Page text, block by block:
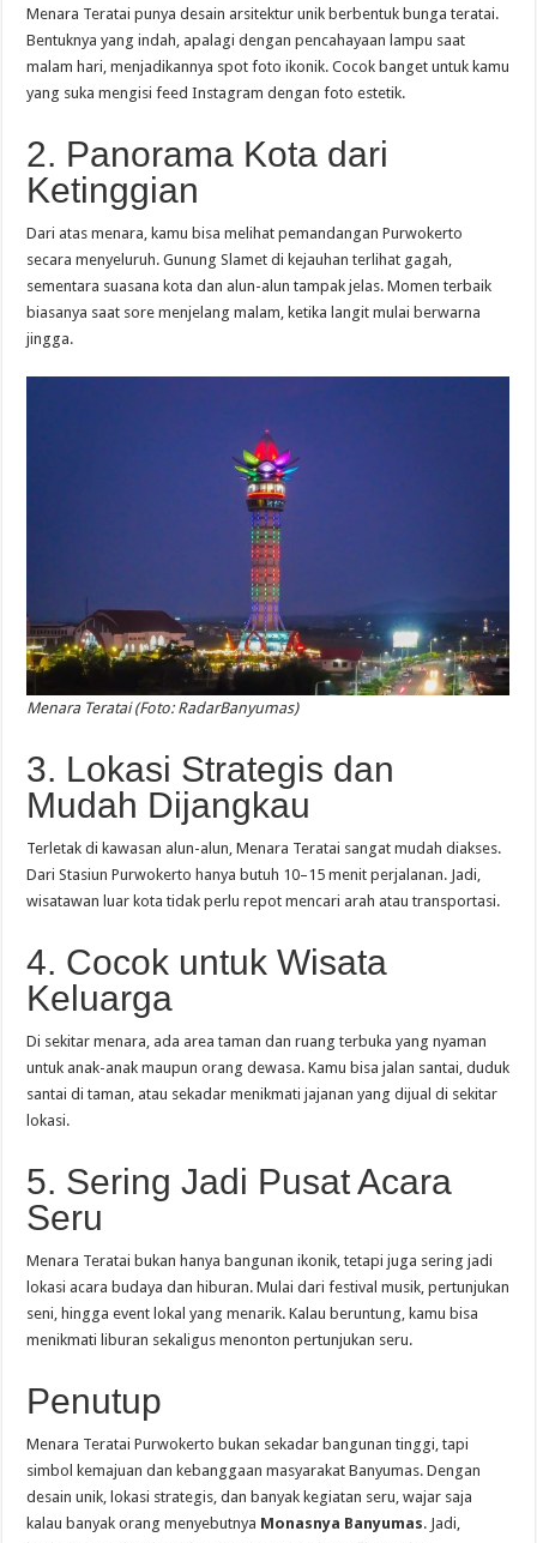
Menara Teratai punya desain arsitektur unik berbentuk bunga teratai.
Bentuknya yang indah, apalagi dengan pencahayaan lampu saat
malam hari, menjadikannya spot foto ikonik. Cocok banget untuk kamu
yang suka mengisi feed Instagram dengan foto estetik.
2. Panorama Kota dari
Ketinggian
Dari atas menara, kamu bisa melihat pemandangan Purwokerto
secara menyeluruh. Gunung Slamet di kejauhan terlihat gagah,
sementara suasana kota dan alun-alun tampak jelas. Momen terbaik
biasanya saat sore menjelang malam, ketika langit mulai berwarna
jingga.
Menara Teratai (Foto: RadarBanyumas)
3. Lokasi Strategis dan
Mudah Dijangkau
Terletak di kawasan alun-alun, Menara Teratai sangat mudah diakses.
Dari Stasiun Purwokerto hanya butuh 10–15 menit perjalanan. Jadi,
wisatawan luar kota tidak perlu repot mencari arah atau transportasi.
4. Cocok untuk Wisata
Keluarga
Di sekitar menara, ada area taman dan ruang terbuka yang nyaman
untuk anak-anak maupun orang dewasa. Kamu bisa jalan santai, duduk
santai di taman, atau sekadar menikmati jajanan yang dijual di sekitar
lokasi.
5. Sering Jadi Pusat Acara
Seru
Menara Teratai bukan hanya bangunan ikonik, tetapi juga sering jadi
lokasi acara budaya dan hiburan. Mulai dari festival musik, pertunjukan
seni, hingga event lokal yang menarik. Kalau beruntung, kamu bisa
menikmati liburan sekaligus menonton pertunjukan seru.
Penutup
Menara Teratai Purwokerto bukan sekadar bangunan tinggi, tapi
simbol kemajuan dan kebanggaan masyarakat Banyumas. Dengan
desain unik, lokasi strategis, dan banyak kegiatan seru, wajar saja
kalau banyak orang menyebutnya Monasnya Banyumas. Jadi,